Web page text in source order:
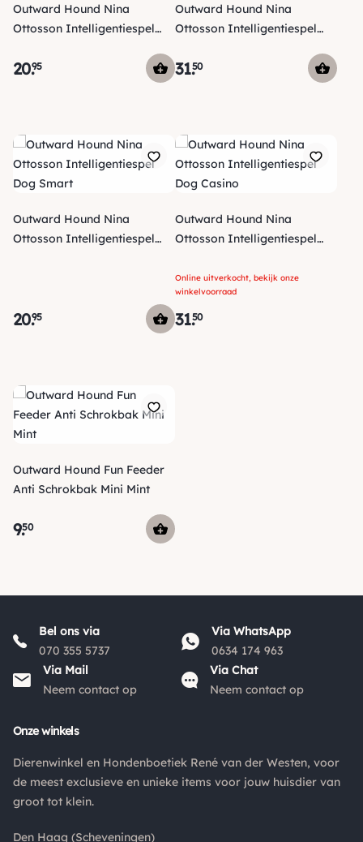
Outward Hound Nina
Ottosson Intelligentiespel
20.95
Outward Hound Nina
Ottosson Intelligentiespel
31.50
Outward Hound Nina
Ottosson Intelligentiespel
20.95
Outward Hound Nina
Ottosson Intelligentiespel
Online uitverkocht, bekijk onze
winkelvoorraad
31.50
Outward Hound Fun Feeder
Anti Schrokbak Mini Mint
9.50
Bel ons via
070 355 5737
Via WhatsApp
0634 174 963
Via Mail
Neem contact op
Via Chat
Neem contact op
Onze winkels
Dierenwinkel en Hondenboetiek René van der Westen, voor
de meest exclusieve en unieke items voor jouw huisdier van
groot tot klein.
Den Haag (Scheveningen)